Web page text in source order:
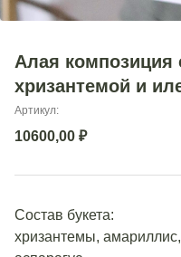
Алая
хризантемой и
Артикул:
10600,00 ₽
Состав букета:
хризантемы,